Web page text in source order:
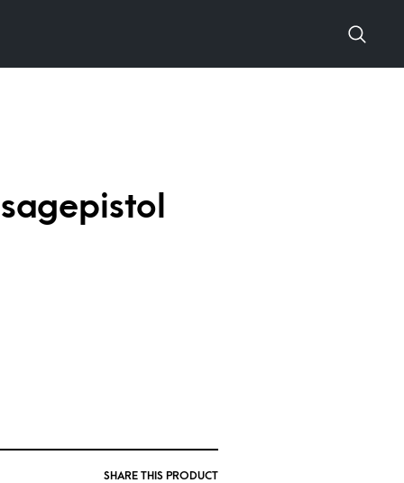
SHARE THIS PRODUCT